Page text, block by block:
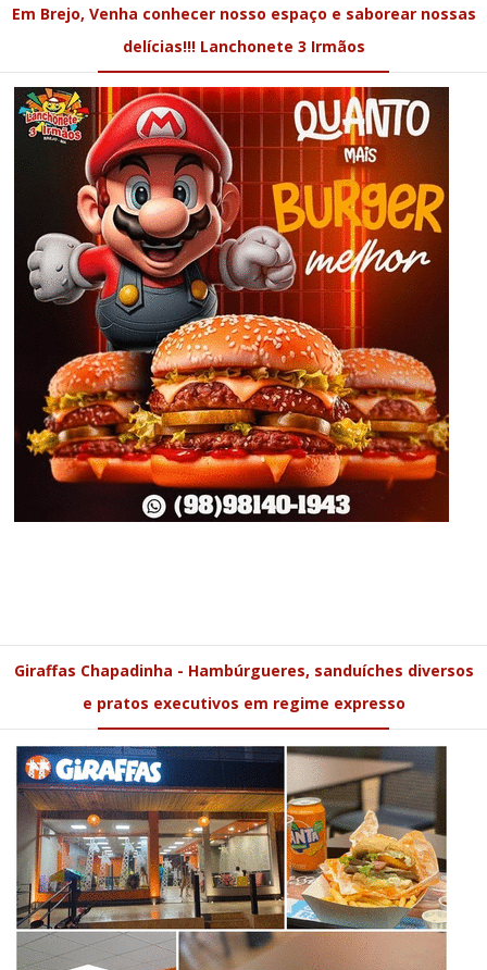
Em Brejo, Venha conhecer nosso espaço e saborear nossas
delícias!!! Lanchonete 3 Irmãos
Giraffas Chapadinha - Hambúrgueres, sanduíches diversos
e pratos executivos em regime expresso